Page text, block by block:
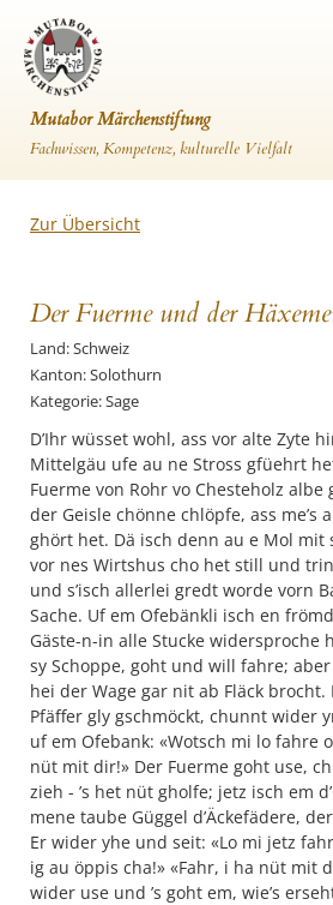
Mutabor Märchenstiftung
Fachwissen, Kompetenz, kulturelle Vielfalt
Zur Übersicht
Der Fuerme und der
Land: Schweiz
Kanton: Solothurn
Kategorie: Sage
D’Ihr wüsset wohl, ass vor alte Zyte
Mittelgäu ufe au ne Stross gfüehrt
Fuerme von Rohr vo Chesteholz
der Geisle chönne chlöpfe, ass me’s
ghört het. Dä isch denn au e Mol mit
vor nes Wirtshus cho het still und
und s’isch allerlei gredt worde vorn
Sache. Uf em Ofebänkli isch en
Gäste-n-in alle Stucke widersproche
sy Schoppe, goht und will fahre; aber
hei der Wage gar nit ab Fläck brocht.
Pfäffer gly gschmöckt, chunnt wider
uf em Ofebank: «Wotsch mi lo fahre
nüt mit dir!» Der Fuerme goht use,
zieh - ’s het nüt gholfe; jetz isch em
mene taube Güggel d’Äckefädere,
Er wider yhe und seit: «Lo mi jetz
ig au öppis cha!» «Fahr, i ha nüt mit
wider use und ’s goht em, wie’s